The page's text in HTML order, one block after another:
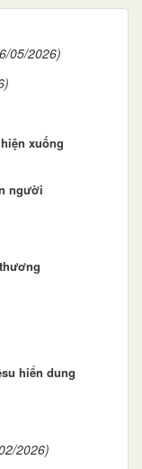
05/2026)
xuống
người
hiển dung
2026)